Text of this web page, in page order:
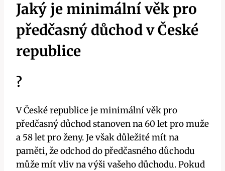
Jaký je minimální věk pro
předčasný důchod v České
republice
?
V České republice je minimální věk pro
předčasný důchod stanoven na 60 let pro muže
a 58 let pro ženy. Je však důležité mít na
paměti, že odchod do předčasného důchodu
může mít vliv na výši vašeho důchodu. Pokud